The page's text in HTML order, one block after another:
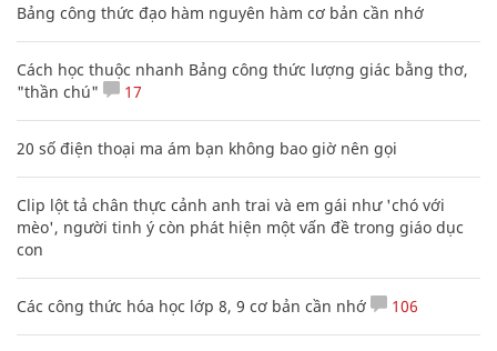
Bảng công thức đạo hàm nguyên hàm cơ bản cần nhớ
Cách học thuộc nhanh Bảng công thức lượng giác bằng thơ,
"thần chú"
17
20 số điện thoại ma ám bạn không bao giờ nên gọi
Clip lột tả chân thực cảnh anh trai và em gái như 'chó với
mèo', người tinh ý còn phát hiện một vấn đề trong giáo dục
con
Các công thức hóa học lớp 8, 9 cơ bản cần nhớ 106